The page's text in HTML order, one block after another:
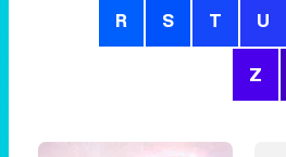
R S T U
Z